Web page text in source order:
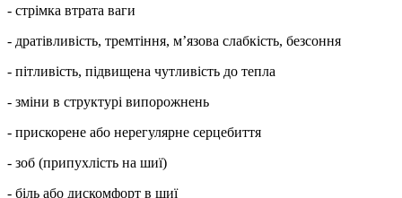
- стрімка втрата ваги
- дратівливість, тремтіння, м’язова слабкість, безсоння
- пітливість, підвищена чутливість до тепла
- зміни в структурі випорожнень
- прискорене або нерегулярне серцебиття
- зоб (припухлість на шиї)
- біль або дискомфорт в шиї